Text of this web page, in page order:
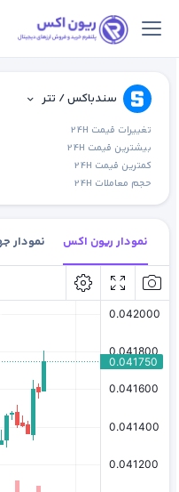
سندباکس / تتر
تغییرات قیمت 24H
بیشترین قیمت 24H
کمترین قیمت 24H
حجم معاملات 24H
نمودار ریون اکس نمودار